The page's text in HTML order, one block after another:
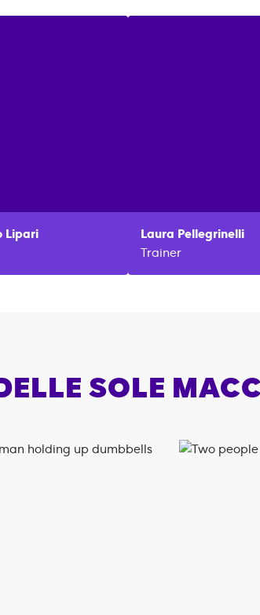
Lipari
Laura Pellegrinelli
Trainer
SOLE